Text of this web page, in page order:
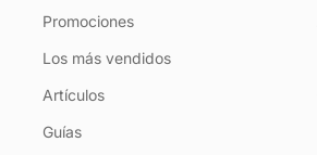
Promociones
Los más vendidos
Artículos
Guías